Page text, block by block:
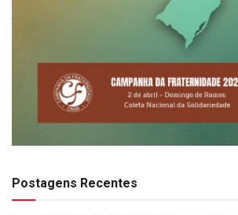
Postagens Recentes